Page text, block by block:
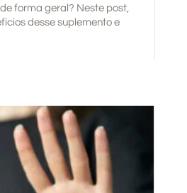
forma geral? Neste post,
desse suplemento e